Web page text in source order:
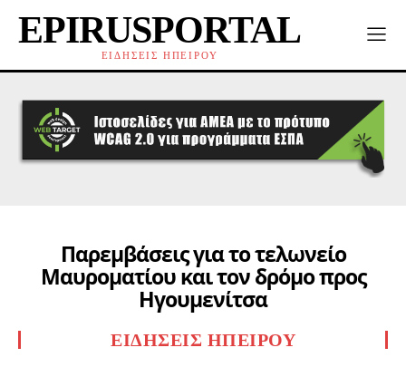
EPIRUSPORTAL
ΕΙΔΗΣΕΙΣ ΗΠΕΙΡΟΥ
Παρεμβάσεις για το τελωνείο
Μαυροματίου και τον δρόμο προς
Ηγουμενίτσα
ΕΙΔΉΣΕΙΣ ΗΠΕΊΡΟΥ